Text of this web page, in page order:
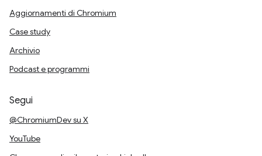
Aggiornamenti di Chromium
Case study
Archivio
Podcast e programmi
Segui
@ChromiumDev su X
YouTube